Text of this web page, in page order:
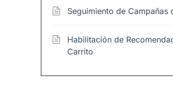
Seguimiento de Campañas
Habilitación de
Carrito